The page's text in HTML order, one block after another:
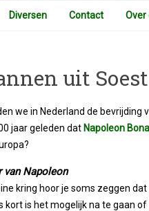
Diversen Contact Over
uit
we in Nederland de
jaar geleden dat Napoleon
van Napoleon
kring hoor je soms zeggen
kort is het mogelijk na te gaan